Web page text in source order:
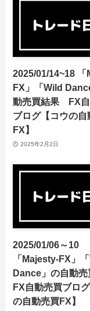
2025/01/14~18
FX」「Wild
動売買結果 FX
ブログ【コウの自
FX】
2025年2月2日
2025/01/06～10
「Majesty-FX」
Dance」の自動
FX自動売買ブロ
の自動売買FX】